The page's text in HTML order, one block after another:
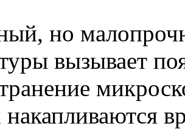
но
вызывает
накапливаются